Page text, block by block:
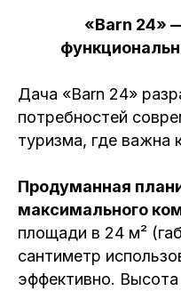
«Barn 24»
Дача «Barn 24»
потребностей
туризма, где важна
Продуманная
максимального
площади в 24 м²
сантиметр
эффективно.